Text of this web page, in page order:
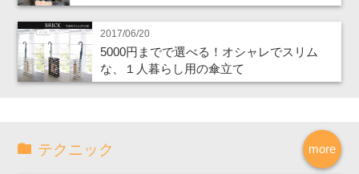
2017/06/20
5000円までで選べる！オシャレでスリム
な、１人暮らし用の傘立て
more
テクニック